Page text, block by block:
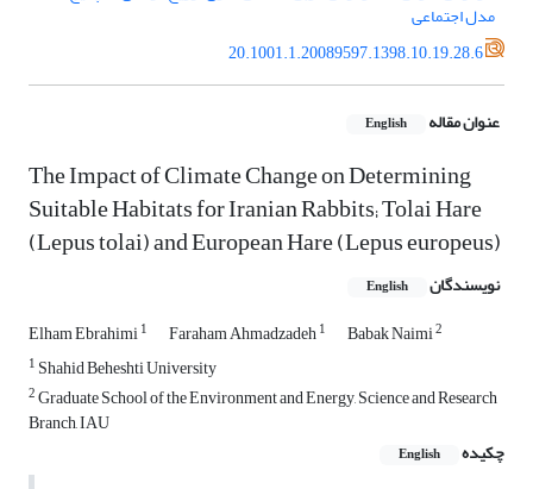
مدل اجتماعی
20.1001.1.20089597.1398.10.19.28.6
عنوان مقاله English
The Impact of Climate Change on Determining
Suitable Habitats for Iranian Rabbits; Tolai Hare
(Lepus tolai) and European Hare (Lepus europeus)
نویسندگان English
Elham Ebrahimi1 Faraham Ahmadzadeh1 Babak Naimi2
1 Shahid Beheshti University
2Graduate School of the Environment and Energy, Science and Research
Branch, IAU
چکیده
English